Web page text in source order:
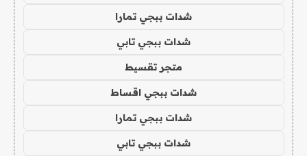
شدات ببجي تمارا
شدات ببجي تابي
متجر تقسيط
شدات ببجي اقساط
شدات ببجي تمارا
شدات ببجي تابي